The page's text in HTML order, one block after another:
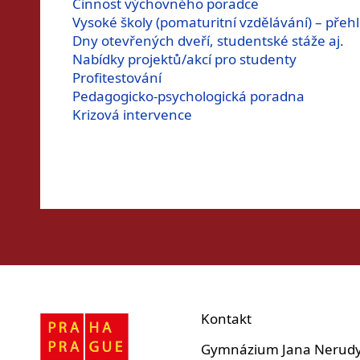
Vysoké školy (pomaturitní vzdělávání) –
Dny otevřených dveří, studentské stáže aj.
Nabídky projektů/akcí pro studenty
Profitestování
Pedagogicko-psychologická poradna
Krizová intervence
Kontakt
Gymnázium Jana